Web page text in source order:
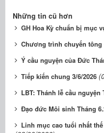
Những tin cũ hơn
GH Hoa Kỳ chuẩn bị mục
Chương trình chuyến tông
Ý cầu nguyện của Đức
Tiếp kiến chung 3/6/2026
LBT: Thánh lễ cầu nguyện
Đạo đức Môi sinh Tháng
Linh mục cao tuổi nhất